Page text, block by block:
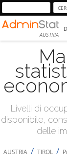
AUSTRIA
Livelli di
disponibile,
delle
AUSTRIA / TIROL /